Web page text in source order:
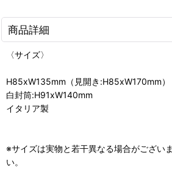
商品詳細
〈サイズ〉
H85xW135mm（見開き:H85xW170mm）
白封筒:H91xW140mm
イタリア製
※サイズは実物と若干異なる場合がござい
い。